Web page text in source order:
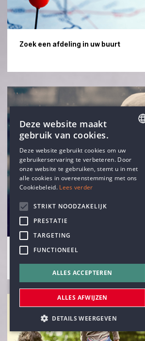
Zoek een afdeling in uw buurt
Ben ik een vrijzinnig-humanist?
DUTCH
Deze website maakt
gebruik van cookies.
Deze website gebruikt cookies om uw
gebruikerservaring te verbeteren. Door
onze website te gebruiken, stemt u in met
alle cookies in overeenstemming met ons
Cookiebeleid. Lees verder
STRIKT NOODZAKELIJK
PRESTATIE
TARGETING
FUNCTIONEEL
ALLES ACCEPTEREN
ALLES AFWIJZEN
DETAILS WEERGEVEN